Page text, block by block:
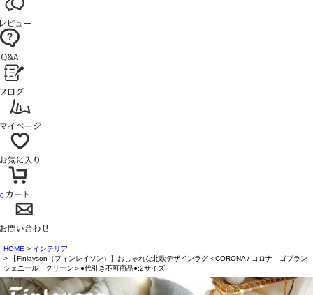
0
HOME
インテリア
【Finlayson（フィンレイソン）】おしゃれな北欧デザインラグ＜CORONA / コロナ ゴブラン
シェニール グリーン＞●代引き不可商品●:2サイズ